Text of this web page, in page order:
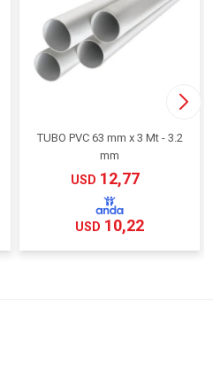
TUBO PVC 63 mm x 3 Mt - 3.2
mm
USD 12,77
USD 10,22